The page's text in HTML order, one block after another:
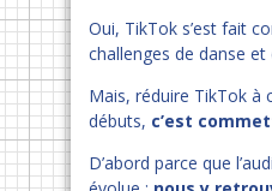
Oui, TikTok s’est fait
challenges de danse et
Mais, réduire TikTok à
débuts, c’est
D’abord parce que